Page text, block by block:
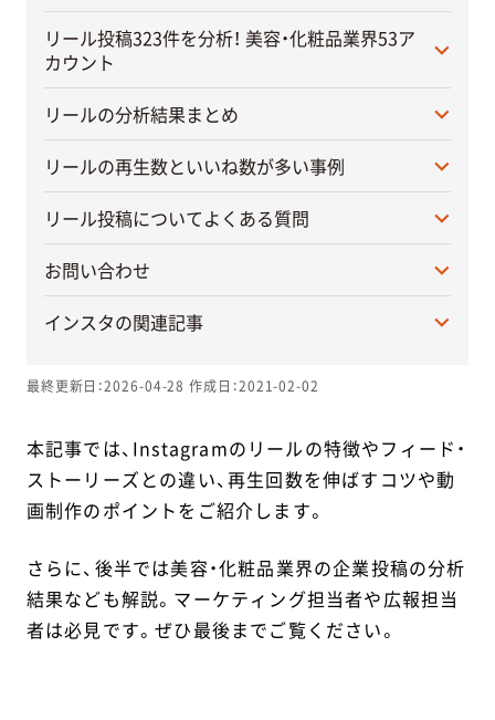
リール投稿323件を分析！ 美容・化粧品業界53ア
カウント
リールの分析結果まとめ
リールの再生数といいね数が多い事例
リール投稿についてよくある質問
お問い合わせ
インスタの関連記事
最終更新日：2026-04-28 作成日：2021-02-02
本記事では、Instagramのリールの特徴やフィード・
ストーリーズとの違い、再生回数を伸ばすコツや動
画制作のポイントをご紹介します。
さらに、後半では美容・化粧品業界の企業投稿の分析
結果なども解説。マーケティング担当者や広報担当
者は必見です。ぜひ最後までご覧ください。